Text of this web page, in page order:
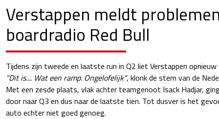
Verstappen meldt
boardradio Red Bull
Tijdens zijn tweede en laatste run in Q2 liet Verstappen opnieuw
"Dit is.... Wat een ramp. Ongelofelijk", klonk de stem van de
Met een zesde plaats, vlak achter teamgenoot Isack Hadjar,
door naar Q3 en dus naar de laatste tien. Tot dusver is het
auto echter niet goed genoeg.